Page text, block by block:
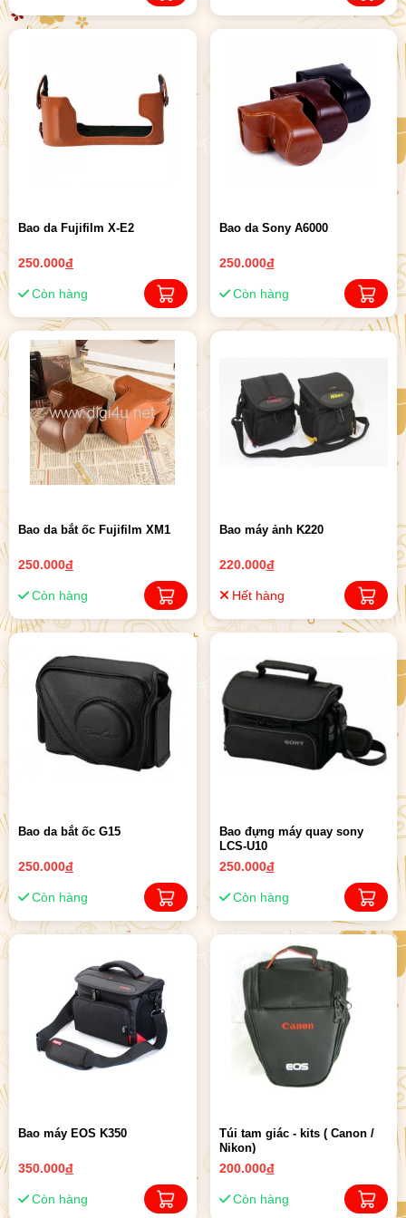
Bao da Fujifilm X-E2
250.000đ
Còn hàng
Bao da Sony A6000
250.000đ
Còn hàng
Bao da bắt ốc Fujifilm XM1
250.000đ
Còn hàng
Bao máy ảnh K220
220.000đ
Hết hàng
Bao da bắt ốc G15
250.000đ
Còn hàng
Bao đựng máy quay sony
LCS-U10
250.000đ
Còn hàng
Bao máy EOS K350
350.000đ
Còn hàng
Túi tam giác - kits ( Canon /
Nikon)
200.000đ
Còn hàng